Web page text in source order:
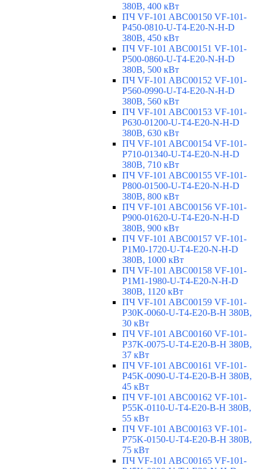
380В, 400 кВт
ПЧ VF-101 ABC00150 VF-101-
P450-0810-U-T4-E20-N-H-D
380В, 450 кВт
ПЧ VF-101 ABC00151 VF-101-
P500-0860-U-T4-E20-N-H-D
380В, 500 кВт
ПЧ VF-101 ABC00152 VF-101-
P560-0990-U-T4-E20-N-H-D
380В, 560 кВт
ПЧ VF-101 ABC00153 VF-101-
P630-01200-U-T4-E20-N-H-D
380В, 630 кВт
ПЧ VF-101 ABC00154 VF-101-
P710-01340-U-T4-E20-N-H-D
380В, 710 кВт
ПЧ VF-101 ABC00155 VF-101-
P800-01500-U-T4-E20-N-H-D
380В, 800 кВт
ПЧ VF-101 ABC00156 VF-101-
P900-01620-U-T4-E20-N-H-D
380В, 900 кВт
ПЧ VF-101 ABC00157 VF-101-
P1M0-1720-U-T4-E20-N-H-D
380В, 1000 кВт
ПЧ VF-101 ABC00158 VF-101-
P1M1-1980-U-T4-E20-N-H-D
380В, 1120 кВт
ПЧ VF-101 ABC00159 VF-101-
P30K-0060-U-T4-E20-B-H 380В,
30 кВт
ПЧ VF-101 ABC00160 VF-101-
P37K-0075-U-T4-E20-B-H 380В,
37 кВт
ПЧ VF-101 ABC00161 VF-101-
P45K-0090-U-T4-E20-B-H 380В,
45 кВт
ПЧ VF-101 ABC00162 VF-101-
P55K-0110-U-T4-E20-B-H 380В,
55 кВт
ПЧ VF-101 ABC00163 VF-101-
P75K-0150-U-T4-E20-B-H 380В,
75 кВт
ПЧ VF-101 ABC00165 VF-101-